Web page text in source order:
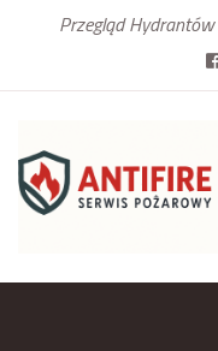
Przegląd